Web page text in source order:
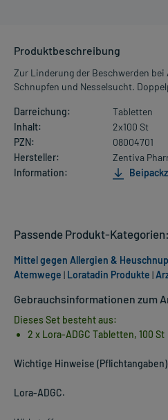
Produktbeschreibung
Zur Linderung der Beschwerden bei
Schnupfen und Nesselsucht.
Darreichung:
Tabletten
Inhalt:
2x100 St
PZN:
08004701
Hersteller:
Zentiva
Information:
Gebrauchsinformationen zum
Dieses Set besteht aus:
2 x Lora-ADGC Tabletten, 100 St
Wichtige Hinweise
Lora-ADGC.
Passende Produkt-Kategorien:
Mittel gegen Allergien &
Atemwege | Loratadin Produkte |